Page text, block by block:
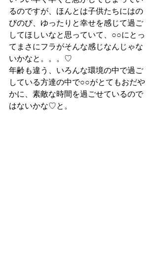
るのですが、ほんとは子供たちにはの
びのび、ゆったりと幸せを感じて過ご
してほしいなと思っていて、○○にとっ
てまさにフラがそんな感じなんじゃな
いかなと。。。♡
年齢も違う、いろんな環境の中で過ご
している方達の中で○○がとてもおだや
かに、素敵な時間を過ごせているので
はないかな♡と。